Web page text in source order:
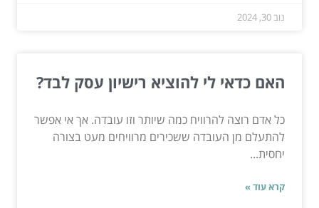
נוב 30, 2024
האם כדאי לי להוציא רישיון עסק לבד?
כל אדם רוצה להרוויח כמה שיותר וזו עובדה. אך אי אפשר
להתעלם מן העובדה ששכירים מרוויחים מעט בצורה
יחסית...
קרא עוד »